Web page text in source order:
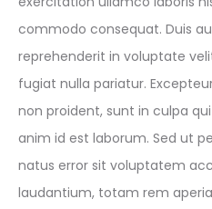
commodo consequat. Duis
reprehenderit in voluptate
fugiat nulla pariatur.
non proident, sunt in culpa
anim id est laborum. Sed ut
natus error sit voluptatem
laudantium, totam rem